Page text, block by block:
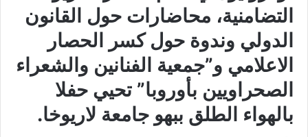
التضامنية، محاضارات حول القانون
الدولي وندوة حول كسر الحصار
الاعلامي و”جمعية الفنانين والشعراء
الصحراويين بأوروبا” تحيي حفلا
بالهواء الطلق ببهو جامعة لاريوخا.